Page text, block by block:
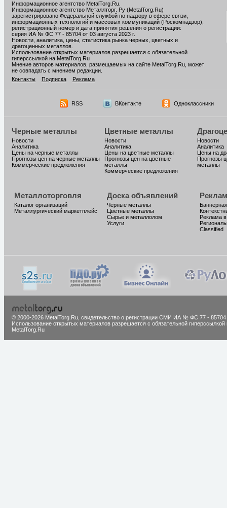
Информационное агентство MetalTorg.Ru
Информационное агентство Металлторг. Ру (MetalTorg.Ru)
зарегистрировано Федеральной службой по надзору в сфере связи,
информационных технологий и массовых коммуникаций (Роскомнадзор),
регистрационный номер и дата принятия решения о регистрации:
серия ИА № ФС 77 - 85704 от 03 августа 2023 г.
Новости, аналитика, цены, статистика рынка черных, цветных и
драгоценных металлов.
Использование открытых материалов разрешается с обязательной
гиперссылкой на MetalTorg.Ru
Мнение авторов материалов, размещаемых на сайте MetalTorg.Ru, может
не совпадать с мнением редакции.
Контакты
Подписка Реклама
RSS ВКонтакте Одноклассники
Черные металлы
Новости
Аналитика
Цены на черные металлы
Прогнозы цен на черные металлы
Коммерческие предложения
Цветные металлы
Новости
Аналитика
Цены на цветные металлы
Прогнозы цен на цветные
металлы
Коммерческие предложения
Новости
Аналитика
Цены на
Прогнозы
металлы
Металлоторговля
Каталог организаций
Металлургический маркетплейс
Доска объявлений
Черные металлы
Цветные металлы
Сырье и металлолом
Услуги
Реклама
Classified
© 2000-2026 MetalTorg.Ru, cвидетельство о регистрации СМИ ИА № ФС 77 - 85704
Использование открытых материалов разрешается с обязательной гиперссылкой
MetalTorg.Ru